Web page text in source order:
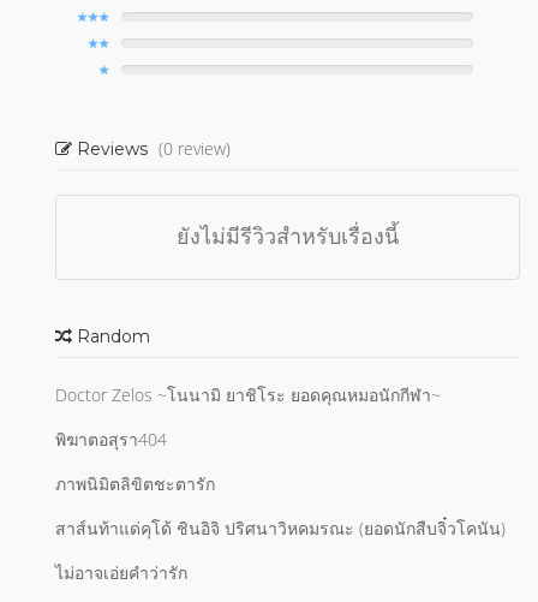
Reviews (0 review)
ยังไม่มีรีวิวสำหรับเรื่องนี้
Random
Doctor Zelos ~โนนามิ ยาชิโระ ยอดคุณหมอนักกีฬา~
พิฆาตอสุรา404
ภาพนิมิตลิขิตชะตารัก
สาส์นท้าแด่คุโด้ ชินอิจิ ปริศนาวิหคมรณะ (ยอดนักสืบจิ๋วโคนัน)
ไม่อาจเอ่ยคำว่ารัก